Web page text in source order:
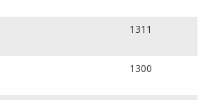
1311
1300